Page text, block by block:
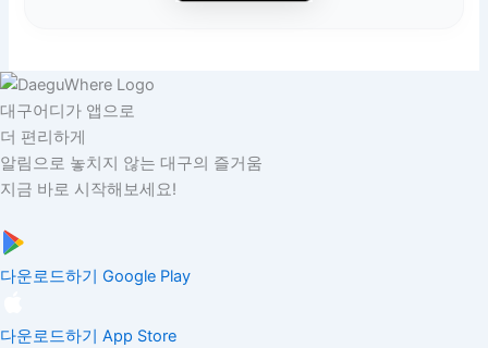
대구어디가 앱으로
더 편리하게
알림으로 놓치지 않는 대구의 즐거움
지금 바로 시작해보세요!
다운로드하기 Google Play
다운로드하기 App Store